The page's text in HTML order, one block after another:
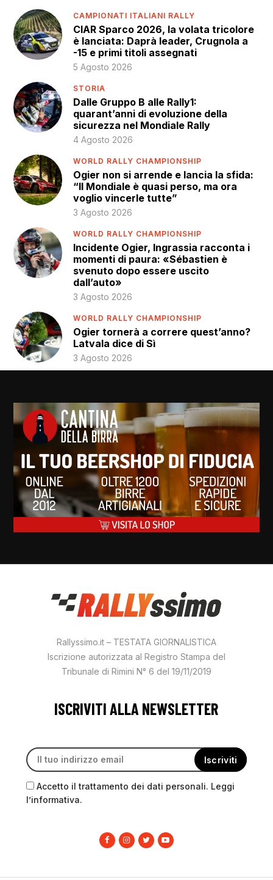
CAMPIONATI ITALIANI RALLY
CIAR Sparco 2026, la volata tricolore
è lanciata: Daprà leader, Crugnola a
-15 e primi titoli assegnati
5 Agosto 2026
STORIA
Dalle Gruppo B alle Rally1:
quarant’anni di evoluzione della
sicurezza nel Mondiale Rally
4 Agosto 2026
WORLD RALLY CHAMPIONSHIP
Ogier non si arrende e lancia la sfida:
“Il Mondiale è quasi perso, ma ora
voglio vincerle tutte”
3 Agosto 2026
WORLD RALLY CHAMPIONSHIP
Incidente Ogier, Ingrassia racconta i
momenti di paura: «Sébastien è
svenuto dopo essere uscito
dall’auto»
3 Agosto 2026
WORLD RALLY CHAMPIONSHIP
Ogier tornerà a correre quest’anno?
Latvala dice di Sì
3 Agosto 2026
Rallyssimo.it – TESTATA GIORNALISTICA
Iscrizione autorizzata al Registro Stampa del
Tribunale di Rimini N° 6 del 19/11/2019
ISCRIVITI ALLA NEWSLETTER
Accetto il trattamento dei dati personali. Leggi
l’informativa.